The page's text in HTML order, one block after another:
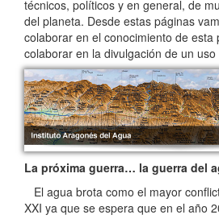
técnicos, políticos y en general, de
del planeta. Desde estas páginas
colaborar en el conocimiento de esta
colaborar en la divulgación de un
La próxima guerra… la guerra del
El agua brota como el mayor
XXI ya que se espera que en el año